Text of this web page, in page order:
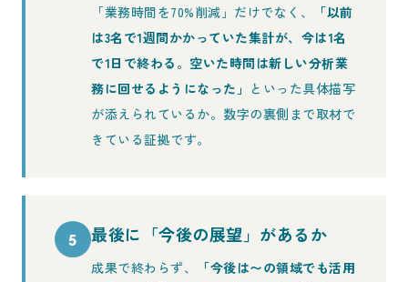
「業務時間を70%削減」だけでなく、
「以前
は3名で1週間かかっていた集計が、今は1名
で1日で終わる。空いた時間は新しい分析業
務に回せるようになった」 といった具体描写
が添えられているか。数字の裏側まで取材で
きている証拠です。
5 最後に「今後の展望」があるか
成果で終わらず、
「今後は〜の領域でも活用